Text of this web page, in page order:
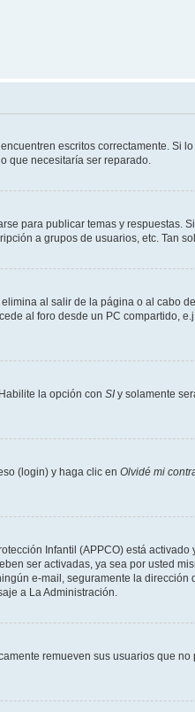
escritos correctamente. Si
que necesitaría ser reparado.
para publicar temas y respuestas.
a grupos de usuarios, etc. Tan
al salir de la página o al cabo
al foro desde un PC compartido,
. Habilite la opción con SI y solamente
(login) y haga clic en Olvidé mi
Infantil (APPCO) está
ser activadas, ya sea por usted
e-mail, seguramente la
a La Administración.
remueven sus usuarios que